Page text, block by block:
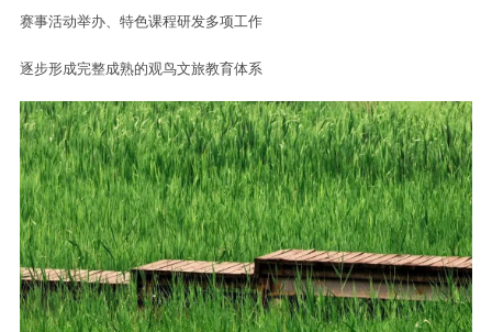
资料图
野鸭湖湿地自然保护区